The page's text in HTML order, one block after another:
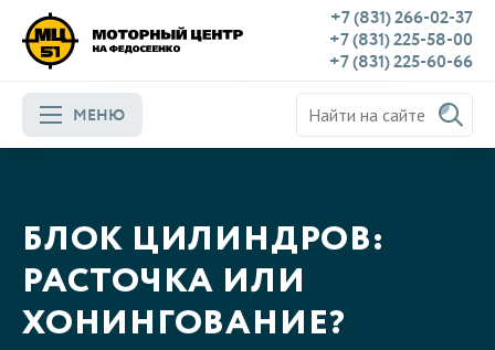
+7 (831) 266-02-37
+7 (831) 225-58-00
+7 (831) 225-60-66
МЕНЮ
БЛОК ЦИЛИНДРОВ:
РАСТОЧКА ИЛИ
ХОНИНГОВАНИЕ?